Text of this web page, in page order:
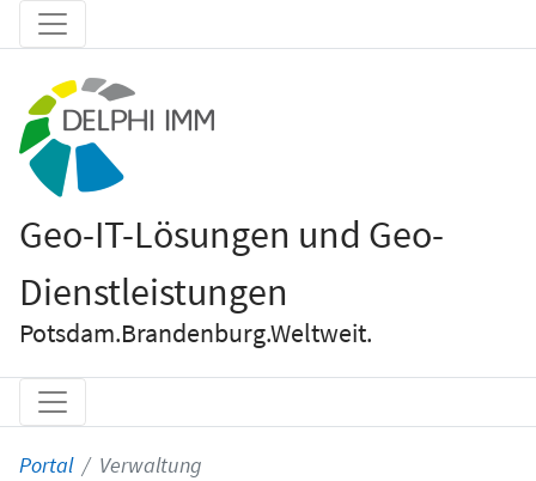
Geo-IT-Lösungen und Geo-
Dienstleistungen
Potsdam.Brandenburg.Weltweit.
Portal Verwaltung